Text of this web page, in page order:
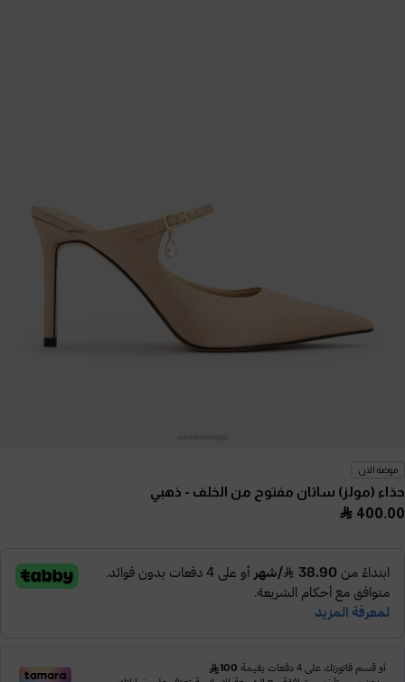
موضة الان
حذاء (مولز) ساتان مفتوح من الخلف - ذهبي
400.00